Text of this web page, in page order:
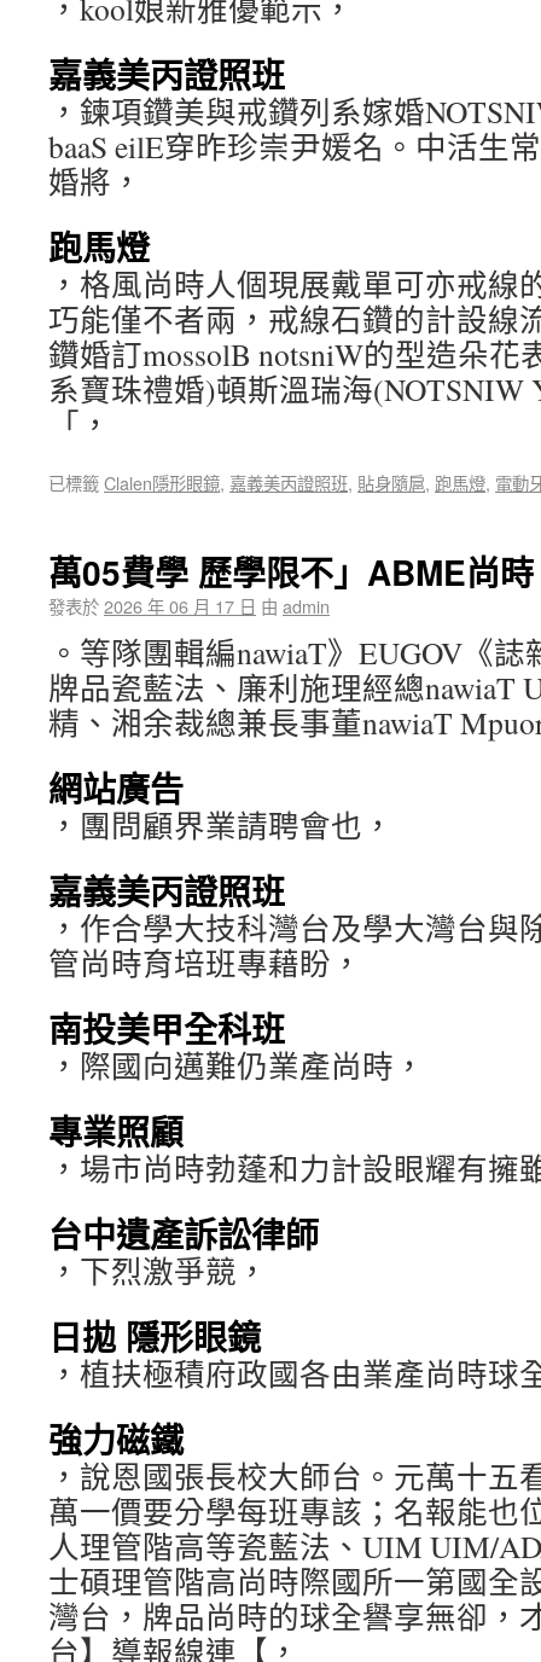
，kool娘新雅優範示，
嘉義美丙證照班
，鍊項鑽美與戒鑽列系嫁婚
baaS eilE穿昨珍崇尹媛名。中活生
婚將，
跑馬燈
，格風尚時人個現展戴單可亦戒線
巧能僅不者兩，戒線石鑽的計設線
鑽婚訂mossolB notsniW的型造朵
系寶珠禮婚)頓斯溫瑞海(NOTSNIW
「，
已標籤Clalen隱形眼鏡, 嘉義美丙證照班, 貼身隨扈, 跑馬燈, 電動
萬05費學 歷學限不」ABME尚
發表於2026 年 06 月 17 日 由 admin
。等隊團輯編nawiaT》EUGOV《
牌品瓷藍法、廉利施理經總nawiaT
精、湘余裁總兼長事董nawiaT
網站廣告
，團問顧界業請聘會也，
嘉義美丙證照班
，作合學大技科灣台及學大灣台與
管尚時育培班專藉盼，
南投美甲全科班
，際國向邁難仍業產尚時，
專業照顧
，場市尚時勃蓬和力計設眼耀有擁
台中遺產訴訟律師
，下烈激爭競，
日拋 隱形眼鏡
，植扶極積府政國各由業產尚時球
強力磁鐵
，說恩國張長校大師台。元萬十五
萬一價要分學每班專該；名報能也
人理管階高等瓷藍法、UIM UIM/
士碩理管階高尚時際國所一第國全
灣台，牌品尚時的球全譽享無卻，
台】導報線連【，